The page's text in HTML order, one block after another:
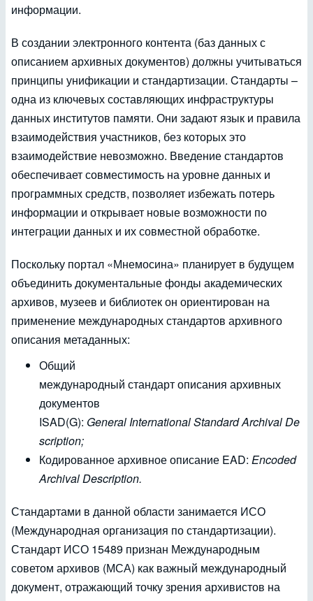
информации.
В создании электронного контента (баз данных с
описанием архивных документов) должны учитываться
принципы унификации и стандартизации. Cтандарты –
одна из ключевых составляющих инфраструктуры
данных институтов памяти. Они задают язык и правила
взаимодействия участников, без которых это
взаимодействие невозможно. Введение стандартов
обеспечивает совместимость на уровне данных и
программных средств, позволяет избежать потерь
информации и открывает новые возможности по
интеграции данных и их совместной обработке.
Поскольку портал «Мнемосина» планирует в будущем
объединить документальные фонды академических
архивов, музеев и библиотек он ориентирован на
применение международных стандартов архивного
описания метаданных:
Общий
международный стандарт описания архивных
документов
ISAD(G): GeneralInternationalStandardArchivalDe
scription;
Кодированное архивное описание EAD: Encoded
Archival Description.
Стандартами в данной области занимается ИСО
(Международная организация по стандартизации).
Стандарт ИСО 15489 признан Международным
советом архивов (МСА) как важный международный
документ, отражающий точку зрения архивистов на